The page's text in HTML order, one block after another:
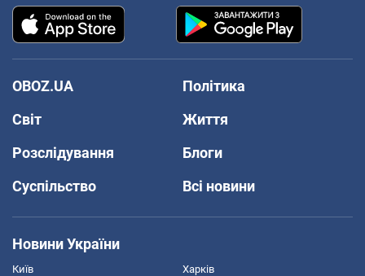
OBOZ.UA
Політика
Світ
Життя
Розслідування
Блоги
Суспільство
Всі новини
Новини України
Київ Харків